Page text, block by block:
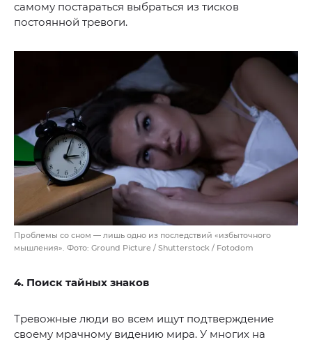
самому постараться выбраться из тисков
постоянной тревоги.
Проблемы со сном — лишь одно из последствий «избыточного
мышления». Фото: Ground Picture / Shutterstock / Fotodom
4. Поиск тайных знаков
Тревожные люди во всем ищут подтверждение
своему мрачному видению мира. У многих на